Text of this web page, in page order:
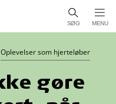
MENU
SØG
Oplevelser som hjerteløber
gøre